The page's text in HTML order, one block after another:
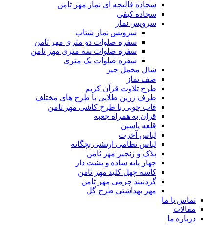
سجاده قالیچه ای نماز مهر ثامن
سجاده کیفی
سرویس نماز
سرویس نماز شتاب
سفره صلوات دو متری مهر ثامن
سفره صلوات سه متری مهر ثامن
سفره صلوات یک متری
شال مخمل جیر
صف نماز
طرح تلاوت قرآن کریم
ظرف زرین طلایی با طرح های مختلف
قاب چوبی با طرح کاشی مهر ثامن
قران به همراه جعبه
قلعه یاسین
لباس آخرت
لباس نظامی ارتشی بچگانه
پلاک و زنجیر مهر ثامن
چهار پايه ساده و پشت دار
کاسه چهل کلید مهر ثامن
گردنبند چرمی مهر ثامن
مهر بهداشتی طرح گل
تماس با ما
مقالات
درباره ما